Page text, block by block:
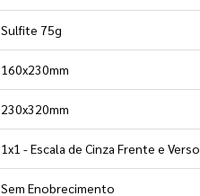
Sulfite 75g
160x230mm
230x320mm
1x1 - Escala de Cinza Frente e Verso
Sem Enobrecimento